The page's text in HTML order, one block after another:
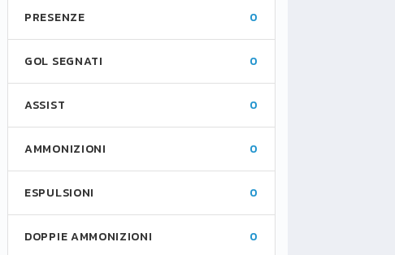
PRESENZE 0
GOL SEGNATI 0
ASSIST 0
AMMONIZIONI 0
ESPULSIONI 0
DOPPIE AMMONIZIONI 0